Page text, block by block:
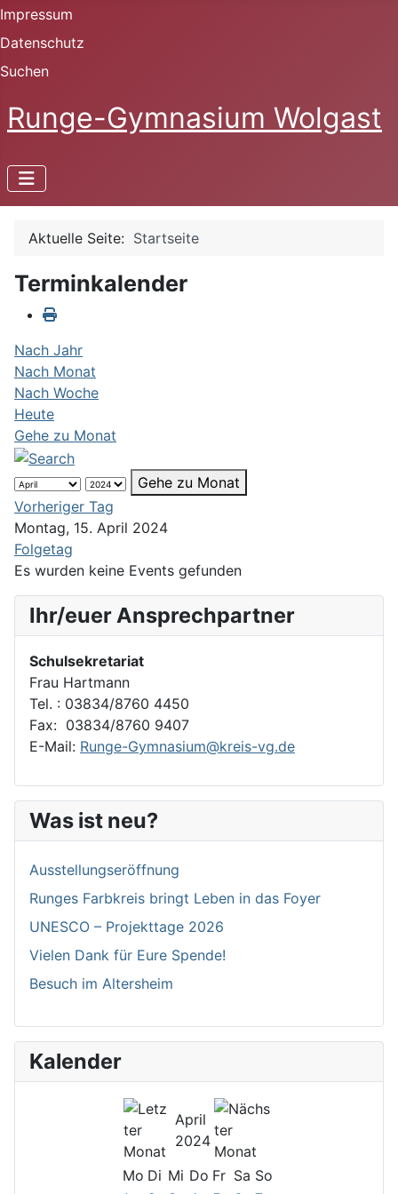
Impressum
Datenschutz
Suchen
Runge-Gymnasium Wolgast
Aktuelle Seite: Startseite
Terminkalender
Nach Jahr
Nach Monat
Nach Woche
Heute
Gehe zu Monat
Gehe zu Monat
Vorheriger Tag
Montag, 15. April 2024
Folgetag
Es wurden keine Events gefunden
Ihr/euer Ansprechpartner
Schulsekretariat
Frau Hartmann
Tel. : 03834/8760 4450
Fax: 03834/8760 9407
E-Mail: Runge-Gymnasium@kreis-vg.de
Was ist neu?
Ausstellungseröffnung
Runges Farbkreis bringt Leben in das Foyer
UNESCO – Projekttage 2026
Vielen Dank für Eure Spende!
Besuch im Altersheim
Kalender
April
2024
Mo Di Mi Do Fr Sa So